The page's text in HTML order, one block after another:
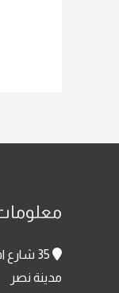
35
مدينة نصر